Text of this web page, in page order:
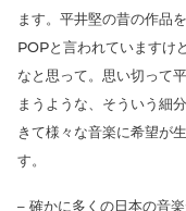
ます。平井堅の昔の作品
POPと言われていますけ
なと思って。思い切って
まうような、そういう細
きて様々な音楽に希望が
す。
– 確かに多くの日本の音